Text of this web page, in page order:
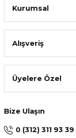
Kurumsal
Alışveriş
Üyelere Özel
Bize Ulaşın
0 (312) 311 93 39